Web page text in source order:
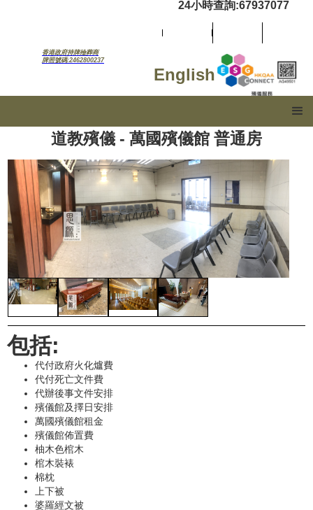
香港政府持牌殮葬商
牌照號碼:2462800237
24小時查詢:67937077
English
道教殯儀 - 萬國殯儀館 普通房
包括:
代付政府火化爐費
代付死亡文件費
代辦後事文件安排
殯儀館及擇日安排
萬國殯儀館租金
殯儀館佈置費
柚木色棺木
棺木裝裱
棉枕
上下被
婆羅經文被